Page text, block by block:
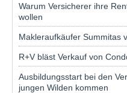
Warum Versicherer ihre
wollen
Makleraufkäufer Summitas
R+V bläst Verkauf von
Ausbildungsstart bei den
jungen Wilden kommen